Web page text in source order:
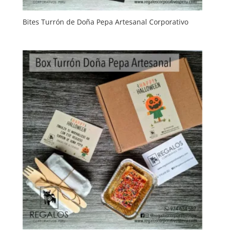
Bites Turrón de Doña Pepa Artesanal Corporativo